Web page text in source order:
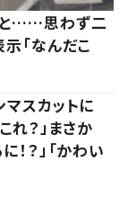
と……思わず二
「なんだこ
スカットに
れ？」まさか
？」「かわい